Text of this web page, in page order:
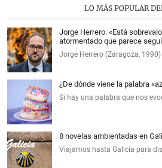
LO MÁS POPULAR
Jorge Herrero: «Está
atormentado que parece
Jorge Herrero (Zaragoza,
¿De dónde viene la palabra
Si hay una palabra que nos
8 novelas ambientadas en
Viajamos hasta Galicia para